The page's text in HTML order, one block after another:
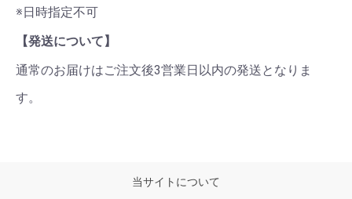
※日時指定不可
【発送について】
通常のお届けはご注文後3営業日以内の発送となりま
す。
当サイトについて